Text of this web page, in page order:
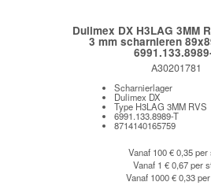
Dulimex DX H3LAG 3MM
3 mm scharnieren
A30201781
Scharnierlager
Dulimex DX
Type H3LAG 3MM RVS
6991.133.8989-T
8714140165759
Vanaf 100€ 0,35 per
Vanaf 1 € 0,67 per
Vanaf 1000€ 0,33